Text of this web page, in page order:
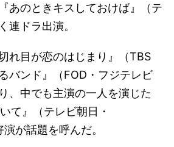
あのときキスしておけば』（テ
連ドラ出演。
れ目が恋のはじまり』（TBS
バンド』（FOD・フジテレビ
、中でも主演の一人を演じた
て』（テレビ朝日・
が話題を呼んだ。